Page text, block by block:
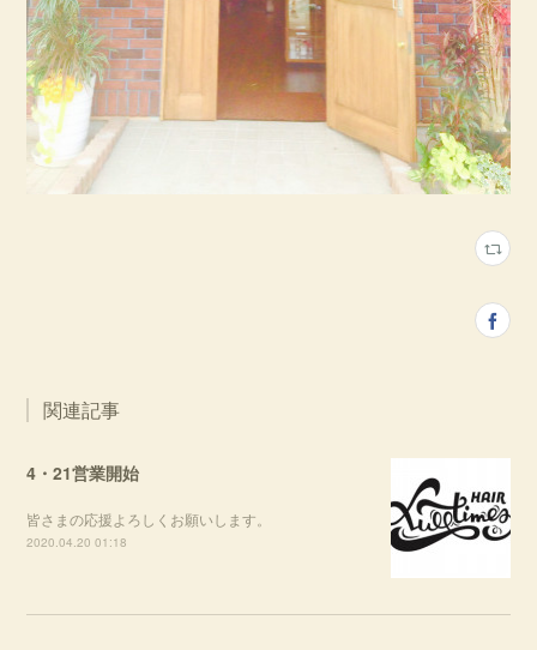
関連記事
4・21営業開始
皆さまの応援よろしくお願いします。
2020.04.20 01:18